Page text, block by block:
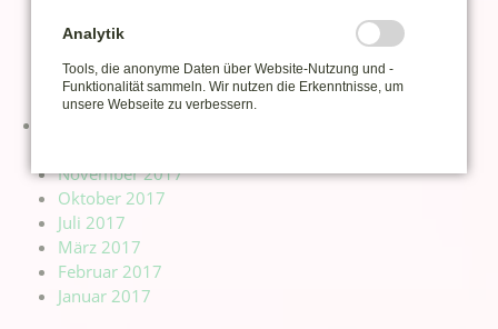
April 2018
Februar 2018
November 2017
Oktober 2017
Juli 2017
März 2017
Februar 2017
Januar 2017
Analytik
Tools, die anonyme Daten über Website-Nutzung und -
Funktionalität sammeln. Wir nutzen die Erkenntnisse, um
unsere Webseite zu verbessern.